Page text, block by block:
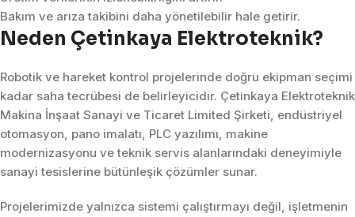
Bakım ve arıza takibini daha yönetilebilir hale getirir.
Neden Çetinkaya Elektroteknik?
Robotik ve hareket kontrol projelerinde doğru ekipman seçimi
kadar saha tecrübesi de belirleyicidir. Çetinkaya Elektroteknik
Makina İnşaat Sanayi ve Ticaret Limited Şirketi, endüstriyel
otomasyon, pano imalatı, PLC yazılımı, makine
modernizasyonu ve teknik servis alanlarındaki deneyimiyle
sanayi tesislerine bütünleşik çözümler sunar.
Projelerimizde yalnızca sistemi çalıştırmayı değil, işletmenin